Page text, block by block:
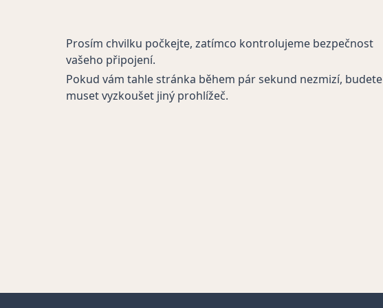
Prosím chvilku počkejte, zatímco kontrolujeme bezpečnost
vašeho připojení.
Pokud vám tahle stránka během pár sekund nezmizí, budete
muset vyzkoušet jiný prohlížeč.